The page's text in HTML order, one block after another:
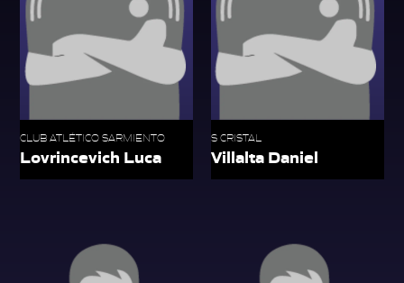
CLUB ATLÉTICO SARMIENTO
Lovrincevich Luca
S CRISTAL
Villalta Daniel